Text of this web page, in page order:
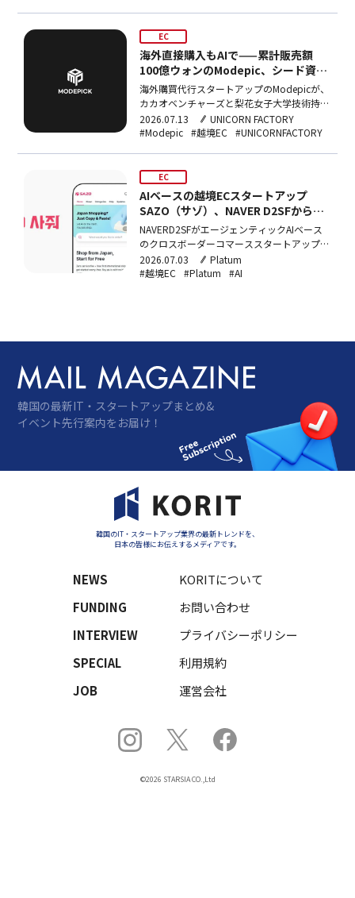
資事業有限責任組合、NAVERCo…
EC
海外直接購入もAIで——累計販売額
100億ウォンのModepic、シード資金
調達
海外購買代行スタートアップのModepicが、
カカオベンチャーズと梨花女子大学技術持株
会社からシード投資を調達。AIエージェント
で通関書類生成から配送追跡まで全自動化
2026.07.13
UNICORN FACTORY
#Modepic #越境EC #UNICORNFACTORY
EC
AIベースの越境ECスタートアップ
SAZO（サゾ）、NAVER D2SFから投
資を獲得
NAVERD2SFがエージェンティックAIベース
のクロスボーダーコマーススタートアップ
SAZO（サゾ）に新規投資を実施。SAZOは
配送料・関税予測から翻訳・決済・通関まで
日本でサービスを展開している。
2026.07.03
Platum
#越境EC #Platum #AI
韓国の最新IT・スタートアップまとめ&
イベント先行案内をお届け！
韓国のIT・スタートアップ業界の最新トレンドを、
日本の皆様にお伝えするメディアです。
NEWS
FUNDING
INTERVIEW
SPECIAL
JOB
KORITについて
お問い合わせ
プライバシーポリシー
利用規約
運営会社
©2026 STARSIA CO.,Ltd